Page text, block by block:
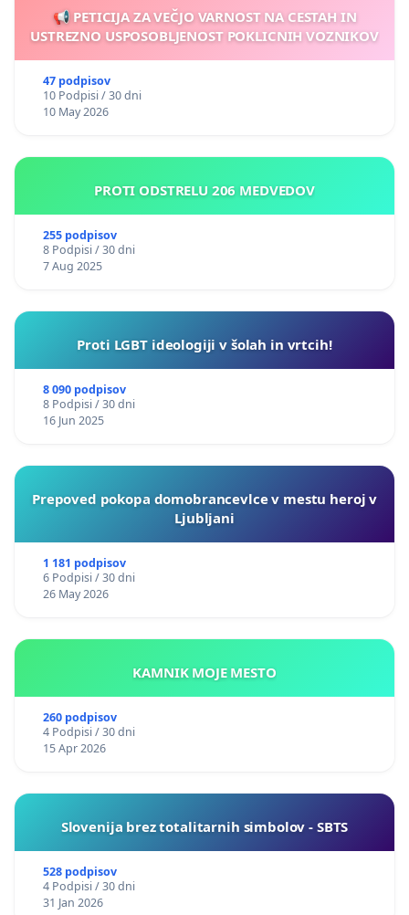
📢 PETICIJA ZA VEČJO VARNOST NA CESTAH IN
USTREZNO USPOSOBLJENOST POKLICNIH VOZNIKOV
47 podpisov
10 Podpisi / 30 dni
10 May 2026
PROTI ODSTRELU 206 MEDVEDOV
255 podpisov
8 Podpisi / 30 dni
7 Aug 2025
Proti LGBT ideologiji v šolah in vrtcih!
8 090 podpisov
8 Podpisi / 30 dni
16 Jun 2025
Prepoved pokopa domobrancevlce v mestu heroj v
Ljubljani
1 181 podpisov
6 Podpisi / 30 dni
26 May 2026
KAMNIK MOJE MESTO
260 podpisov
4 Podpisi / 30 dni
15 Apr 2026
Slovenija brez totalitarnih simbolov - SBTS
528 podpisov
4 Podpisi / 30 dni
31 Jan 2026